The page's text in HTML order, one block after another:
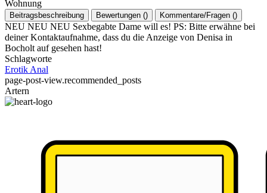
Wohnung
Beitragsbeschreibung Bewertungen () Kommentare/Fragen ()
NEU NEU NEU Sexbegabte Dame will es! PS: Bitte erwähne bei
deiner Kontaktaufnahme, dass du die Anzeige von Denisa in
Bocholt auf gesehen hast!
Schlagworte
Erotik Anal
page-post-view.recommended_posts
Artern